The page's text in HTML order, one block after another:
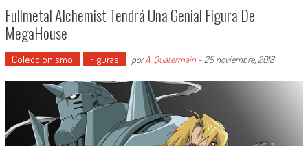
Fullmetal Alchemist Tendrá Una Genial Figura De
MegaHouse
Coleccionismo Figuras porA. Quatermain- 25 noviembre, 2018